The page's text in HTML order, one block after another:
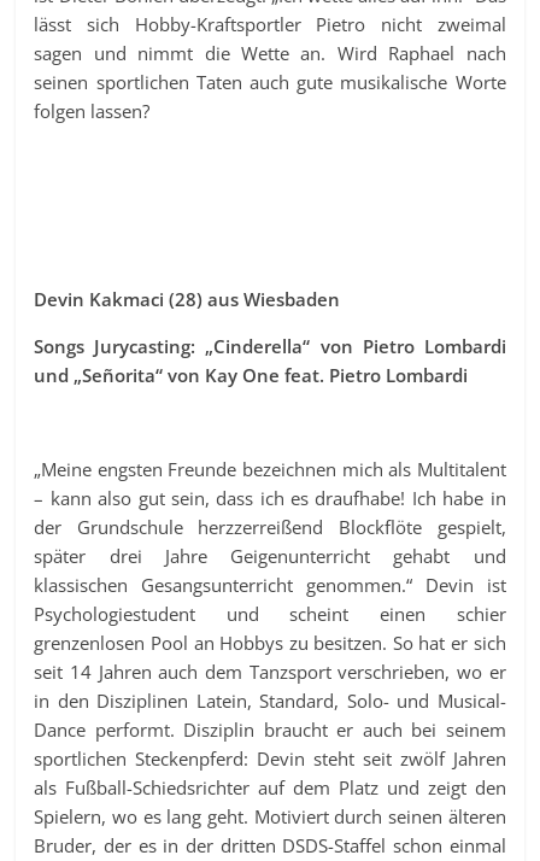
lässt sich Hobby-Kraftsportler Pietro nicht zweimal
sagen und nimmt die Wette an. Wird Raphael nach
seinen sportlichen Taten auch gute musikalische Worte
folgen lassen?
Devin Kakmaci (28) aus Wiesbaden
Songs Jurycasting: „Cinderella“ von Pietro Lombardi
und „Señorita“ von Kay One feat. Pietro Lombardi
„Meine engsten Freunde bezeichnen mich als Multitalent
– kann also gut sein, dass ich es draufhabe! Ich habe in
der Grundschule herzzerreißend Blockflöte gespielt,
später drei Jahre Geigenunterricht gehabt und
klassischen Gesangsunterricht genommen.“ Devin ist
Psychologiestudent und scheint einen schier
grenzenlosen Pool an Hobbys zu besitzen. So hat er sich
seit 14 Jahren auch dem Tanzsport verschrieben, wo er
in den Disziplinen Latein, Standard, Solo- und Musical-
Dance performt. Disziplin braucht er auch bei seinem
sportlichen Steckenpferd: Devin steht seit zwölf Jahren
als Fußball-Schiedsrichter auf dem Platz und zeigt den
Spielern, wo es lang geht. Motiviert durch seinen älteren
Bruder, der es in der dritten DSDS-Staffel schon einmal